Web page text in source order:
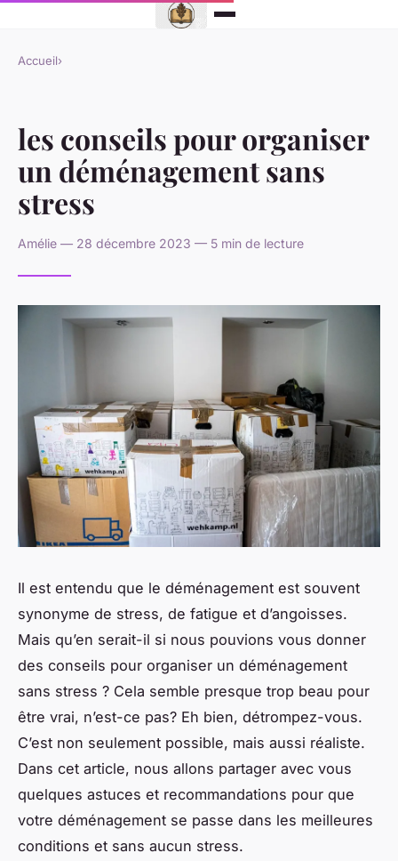
Accueil›
les conseils pour organiser
un déménagement sans
stress
Amélie — 28 décembre 2023 — 5 min de lecture
Il est entendu que le déménagement est souvent
synonyme de stress, de fatigue et d’angoisses.
Mais qu’en serait-il si nous pouvions vous donner
des conseils pour organiser un déménagement
sans stress ? Cela semble presque trop beau pour
être vrai, n’est-ce pas? Eh bien, détrompez-vous.
C’est non seulement possible, mais aussi réaliste.
Dans cet article, nous allons partager avec vous
quelques astuces et recommandations pour que
votre déménagement se passe dans les meilleures
conditions et sans aucun stress.